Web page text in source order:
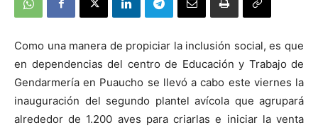
Como una manera de propiciar la inclusión social, es que
en dependencias del centro de Educación y Trabajo de
Gendarmería en Puaucho se llevó a cabo este viernes la
inauguración del segundo plantel avícola que agrupará
alrededor de 1.200 aves para criarlas e iniciar la venta